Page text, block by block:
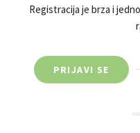
Registracija je brza i
PRIJAVI SE